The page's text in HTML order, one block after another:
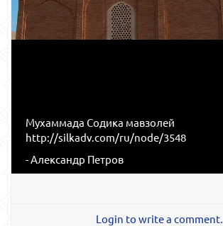
Мухаммада Содика мавзолей
http://silkadv.com/ru/node/3548
- Александр Петров
Login to write a comment.